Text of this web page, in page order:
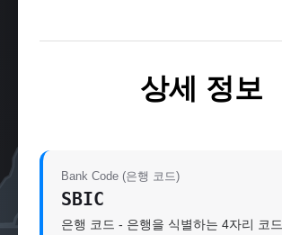
상세 정보
Bank Code (은행 코드)
SBIC
은행 코드 - 은행을 식별하는 4자리 코드